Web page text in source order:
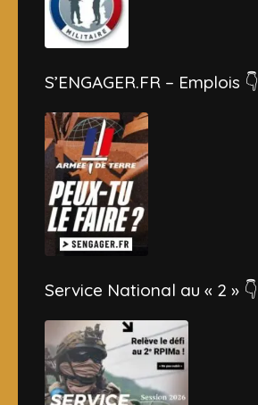
S’ENGAGER.FR – Emplois 👇
Service National au « 2 » 👇